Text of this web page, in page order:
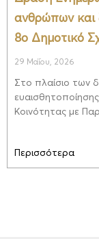
ανθρώπων και
8ο Δημοτικό
29 Μαΐου, 2026
Στο πλαίσιο των
Κοινότητας με
Περισσότερα